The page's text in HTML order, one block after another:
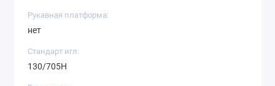
Рукавная платформа:
нет
Стандарт игл:
130/705H